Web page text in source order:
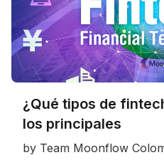
¿Qué tipos de
los principales
by Team Moonflow